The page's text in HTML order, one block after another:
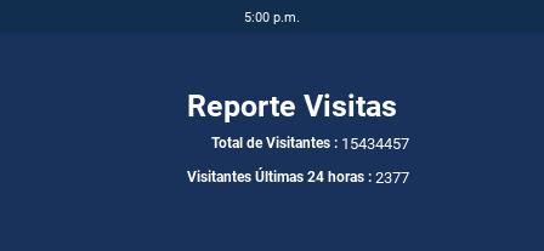
5:00 p.m.
Reporte Visitas
Total de Visitantes : 15434457
Visitantes Últimas 24 horas : 2377